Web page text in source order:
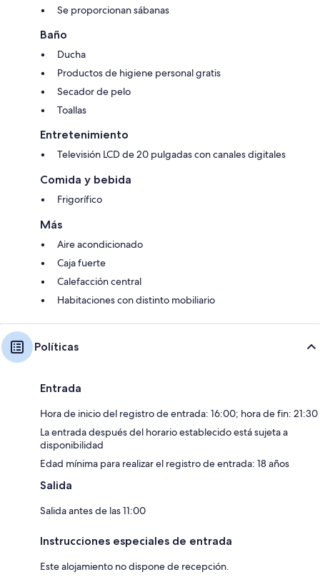
Se proporcionan sábanas
Baño
Ducha
Productos de higiene personal gratis
Secador de pelo
Toallas
Entretenimiento
Televisión LCD de 20 pulgadas con canales digitales
Comida y bebida
Frigorífico
Más
Aire acondicionado
Caja fuerte
Calefacción central
Habitaciones con distinto mobiliario
Políticas
Entrada
Hora de inicio del registro de entrada: 16:00; hora de fin: 21:30
La entrada después del horario establecido está sujeta a
disponibilidad
Edad mínima para realizar el registro de entrada: 18 años
Salida
Salida antes de las 11:00
Instrucciones especiales de entrada
Este alojamiento no dispone de recepción.